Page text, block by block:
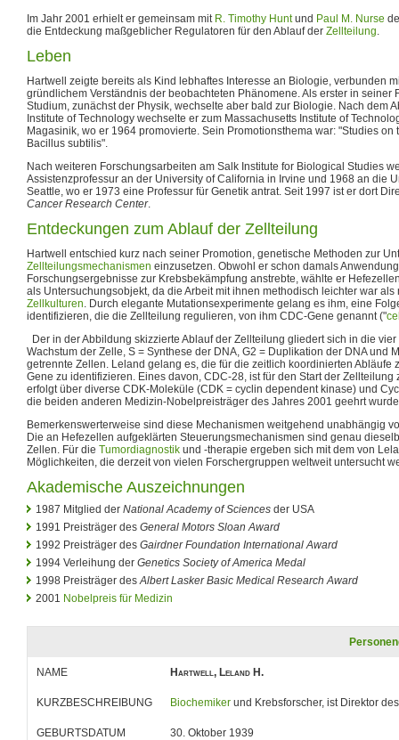
Im Jahr 2001 erhielt er gemeinsam mit R. Timothy Huntund Paul M. Nurse
die Entdeckung maßgeblicher Regulatoren für den Ablauf der Zellteilung.
Leben
Hartwell zeigte bereits als Kind lebhaftes Interesse an Biologie, verbunden
gründlichem Verständnis der beobachteten Phänomene. Als erster in seiner
Studium, zunächst der Physik, wechselte aber bald zur Biologie. Nach dem
Institute of Technology wechselte er zum Massachusetts Institute of
Magasinik, wo er 1964 promovierte. Sein Promotionsthema war: "Studies
Bacillus subtilis".
Nach weiteren Forschungsarbeiten am Salk Institute for Biological Studies
Assistenzprofessur an der University of California in Irvine und 1968 an die
Seattle, wo er 1973 eine Professur für Genetik antrat. Seit 1997 ist er dort
Cancer Research Center.
Entdeckungen zum Ablauf der Zellteilung
Hartwell entschied kurz nach seiner Promotion, genetische Methoden zur
Zellteilungsmechanismen einzusetzen. Obwohl er schon damals
Forschungsergebnisse zur Krebsbekämpfung anstrebte, wählte er
als Untersuchungsobjekt, da die Arbeit mit ihnen methodisch leichter war als
Zellkulturen. Durch elegante Mutationsexperimente gelang es ihm, eine
identifizieren, die die Zellteilung regulieren, von ihm CDC-Gene genannt ("
Der in der Abbildung skizzierte Ablauf der Zellteilung gliedert sich in die
Wachstum der Zelle, S = Synthese der DNA, G2 = Duplikation der DNA und
getrennte Zellen. Leland gelang es, die für die zeitlich koordinierten Abläufe
Gene zu identifizieren. Eines davon, CDC-28, ist für den Start der Zellteilung
erfolgt über diverse CDK-Moleküle (CDK = cyclin dependent kinase) und
die beiden anderen Medizin-Nobelpreisträger des Jahres 2001 geehrt
Bemerkenswerterweise sind diese Mechanismen weitgehend unabhängig
Die an Hefezellen aufgeklärten Steuerungsmechanismen sind genau
Zellen. Für die Tumordiagnostik und -therapie ergeben sich mit dem von
Möglichkeiten, die derzeit von vielen Forschergruppen weltweit untersucht
Akademische Auszeichnungen
1987 Mitglied der National Academy of Sciences der USA
1991 Preisträger des General Motors Sloan Award
1992 Preisträger des Gairdner Foundation International Award
1994 Verleihung der Genetics Society of America Medal
1998 Preisträger desAlbert Lasker Basic Medical Research Award
2001 Nobelpreis für Medizin
NAME Hartwell, Leland H.
KURZBESCHREIBUNG Biochemiker und Krebsforscher, ist Direktor
GEBURTSDATUM 30. Oktober 1939